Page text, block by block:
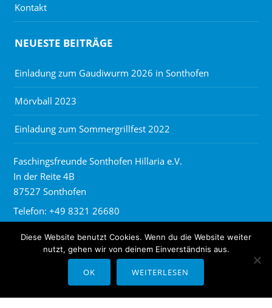
Kontakt
NEUESTE BEITRÄGE
Einladung zum Gaudiwurm 2026 in Sonthofen
Mörvball 2023
Einladung zum Sommergrillfest 2022
Faschingsfreunde Sonthofen Hillaria e.V.
In der Reite 4B
87527 Sonthofen
Telefon: +49 8321 26680
IMPRESSUM
DATENSCHUTZ KONTAKT
Diese Website benutzt Cookies. Wenn du die Website weiter
nutzt, gehen wir von deinem Einverständnis aus.
OK WEITERLESEN